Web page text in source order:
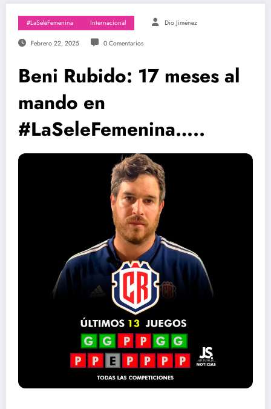
#LaSeleFemenina Internacional Dio Jiménez
Febrero 22, 2025 0 Comentarios
Beni Rubido: 17 meses al
mando en
#LaSeleFemenina…..